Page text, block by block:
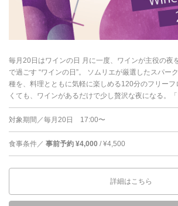
毎月20日はワインの日 月に一度、ワインが主役の夜
で過ごす “ワインの日”。 ソムリエが厳選したスパー
種を、料理とともに気軽に楽しめる120分のフリーフ
くても、ワインがあるだけで少し贅沢な夜になる。
対象期間／毎月20日 17:00〜
食事条件／ 事前予約 ¥4,000 / ¥4,500
詳細はこちら